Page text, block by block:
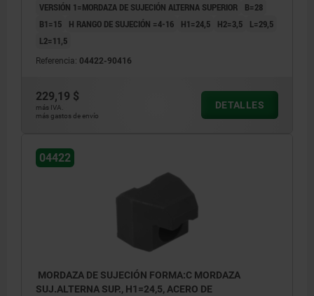
VERSIÓN 1=MORDAZA DE SUJECIÓN ALTERNA SUPERIOR
B=28
B1=15
H RANGO DE SUJECIÓN =4-16 H1=24,5 H2=3,5
L=29,5
L2=11,5
Referencia: 04422-90416
229,19 $
más IVA.
más gastos de envío
DETALLES
04422
MORDAZA DE SUJECIÓN FORMA:C MORDAZA
SUJ.ALTERNA SUP., H1=24,5, ACERO DE